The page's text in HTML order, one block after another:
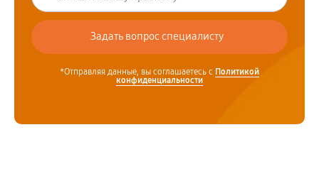
*Отправляя данные, вы соглашаетесь с Политикой
конфиденциальности